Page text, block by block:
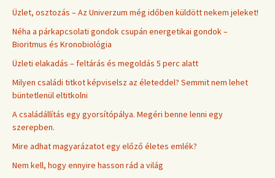
Üzlet, osztozás – Az Univerzum még időben küldött nekem jeleket!
Néha a párkapcsolati gondok csupán energetikai gondok –
Bioritmus és Kronobiológia
Üzleti elakadás – feltárás és megoldás 5 perc alatt
Milyen családi titkot képviselsz az életeddel? Semmit nem lehet
büntetlenül eltitkolni
A családállítás egy gyorsítópálya. Megéri benne lenni egy
szerepben.
Mire adhat magyarázatot egy előző életes emlék?
Nem kell, hogy ennyire hasson rád a világ